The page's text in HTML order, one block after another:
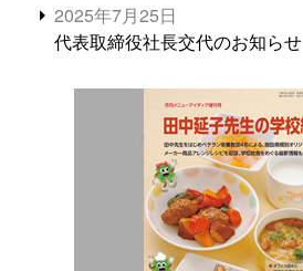
2025年7月25日
代表取締役社長交代のお知らせ